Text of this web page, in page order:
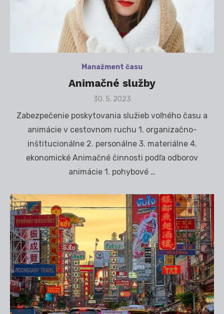
Manažment času
Animačné služby
Posted
30. 5. 2023
Zabezpečenie poskytovania služieb voľného času a
animácie v cestovnom ruchu 1. organizačno-
inštitucionálne 2. personálne 3. materiálne 4.
ekonomické Animačné činnosti podľa odborov
animácie 1. pohybové …